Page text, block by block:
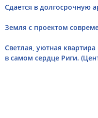
Сдается в долгосрочную
Земля с проектом
Светлая, уютная
в самом сердце Риги.